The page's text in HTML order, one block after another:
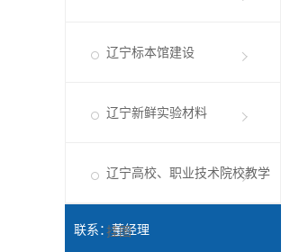
辽宁标本馆建设
辽宁新鲜实验材料
辽宁高校、职业技术院校教学
挂图
联系：董经理